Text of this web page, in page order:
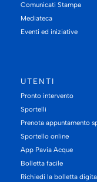
Comunicati Stampa
Mediateca
Eventi ed iniziative
UTENTI
Pronto intervento
Sportelli
Prenota appuntamento
Sportello online
App Pavia Acque
Bolletta facile
Richiedi la bolletta